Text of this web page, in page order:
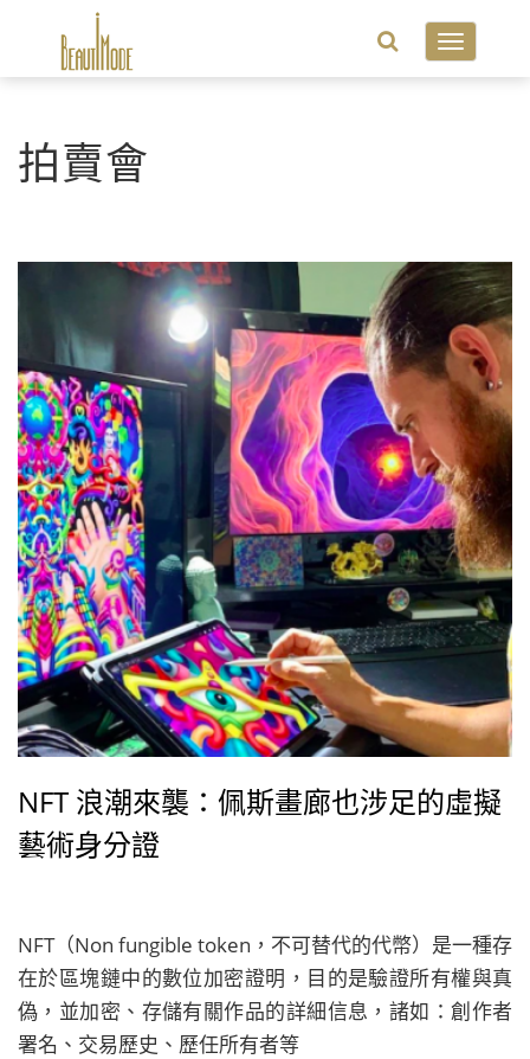
Toggle
拍賣會
NFT 浪潮來襲：佩斯畫廊也涉足的虛擬
藝術身分證
NFT（Non fungible token，不可替代的代幣）是一種存
在於區塊鏈中的數位加密證明，目的是驗證所有權與真
偽，並加密、存儲有關作品的詳細信息，諸如：創作者
署名、交易歷史、歷任所有者等